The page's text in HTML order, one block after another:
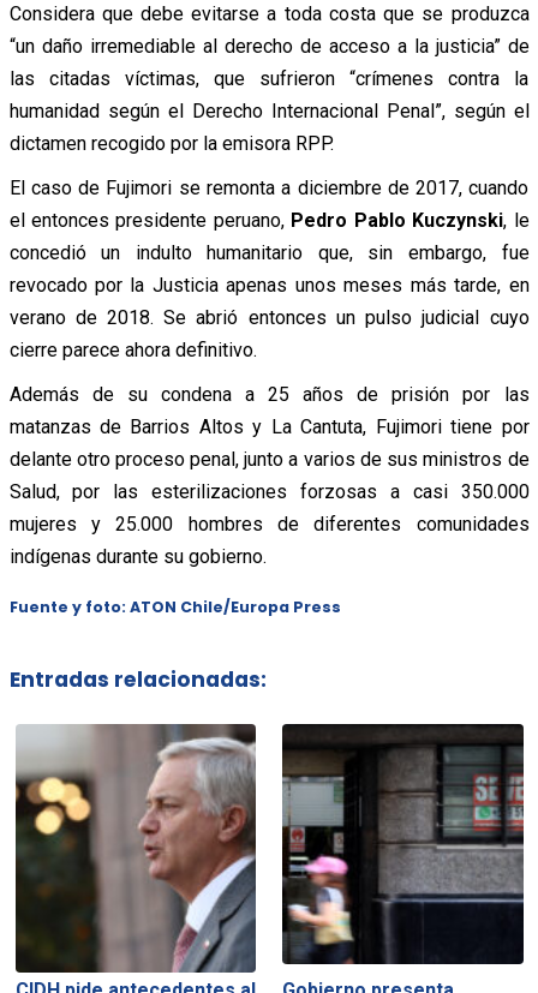
Considera que debe evitarse a toda costa que se produzca
“un daño irremediable al derecho de acceso a la justicia” de
las citadas víctimas, que sufrieron “crímenes contra la
humanidad según el Derecho Internacional Penal”, según el
dictamen recogido por la emisora RPP.
El caso de Fujimori se remonta a diciembre de 2017, cuando
el entonces presidente peruano, Pedro Pablo Kuczynski, le
concedió un indulto humanitario que, sin embargo, fue
revocado por la Justicia apenas unos meses más tarde, en
verano de 2018. Se abrió entonces un pulso judicial cuyo
cierre parece ahora definitivo.
Además de su condena a 25 años de prisión por las
matanzas de Barrios Altos y La Cantuta, Fujimori tiene por
delante otro proceso penal, junto a varios de sus ministros de
Salud, por las esterilizaciones forzosas a casi 350.000
mujeres y 25.000 hombres de diferentes comunidades
indígenas durante su gobierno.
Fuente y foto: ATON Chile/Europa Press
Entradas relacionadas: